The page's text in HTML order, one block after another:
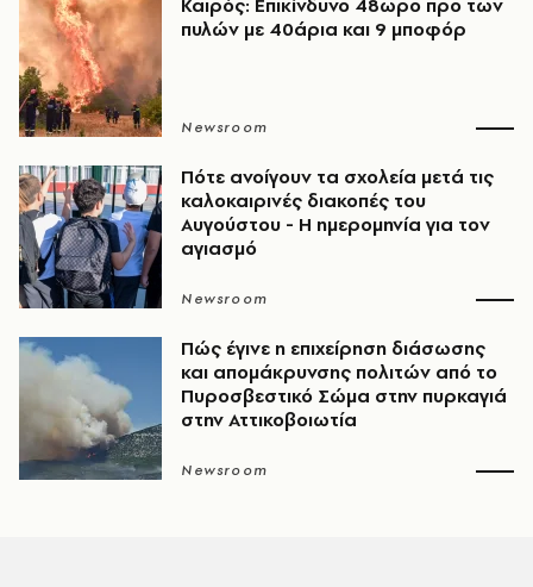
Καιρός: Επικίνδυνο 48ωρο προ των
πυλών με 40άρια και 9 μποφόρ
Newsroom
Πότε ανοίγουν τα σχολεία μετά τις
καλοκαιρινές διακοπές του
Αυγούστου - Η ημερομηνία για τον
αγιασμό
Newsroom
Πώς έγινε η επιχείρηση διάσωσης
και απομάκρυνσης πολιτών από το
Πυροσβεστικό Σώμα στην πυρκαγιά
στην Αττικοβοιωτία
Newsroom